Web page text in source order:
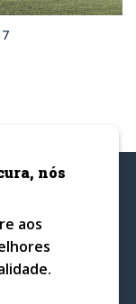
nós
aos